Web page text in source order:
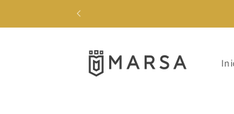
al contenido